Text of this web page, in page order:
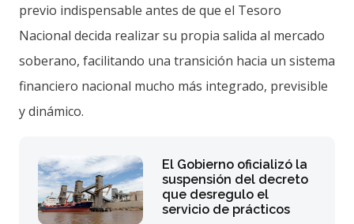
previo indispensable antes de que el Tesoro
Nacional decida realizar su propia salida al mercado
soberano, facilitando una transición hacia un sistema
financiero nacional mucho más integrado, previsible
y dinámico.
El Gobierno oficializó la
suspensión del decreto
que desregulo el
servicio de prácticos